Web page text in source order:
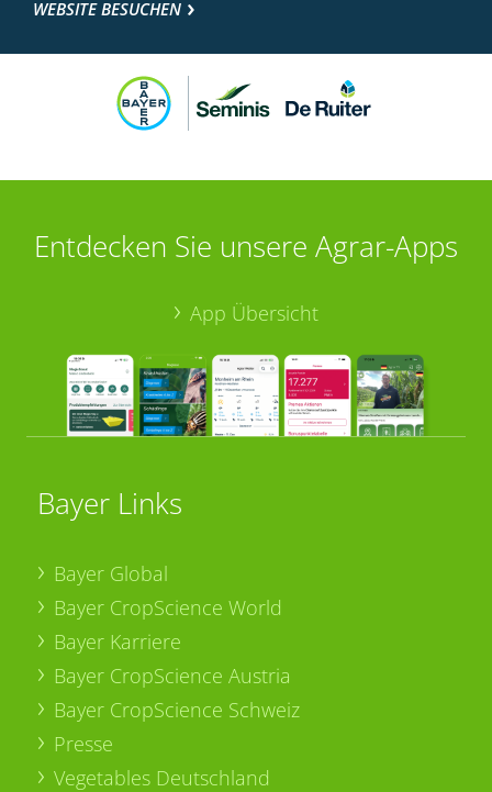
WEBSITE BESUCHEN
Entdecken Sie unsere Agrar-Apps
App Übersicht
Bayer Links
Bayer Global
Bayer CropScience World
Bayer Karriere
Bayer CropScience Austria
Bayer CropScience Schweiz
Presse
Vegetables Deutschland